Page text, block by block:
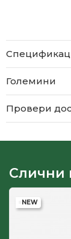
Големини
Провери
Слични
NEW